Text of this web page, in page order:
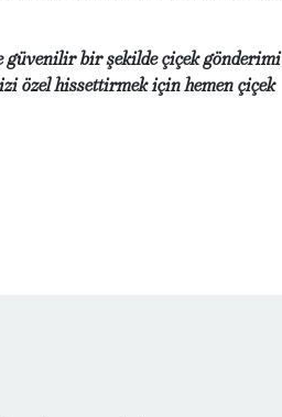
güvenilir bir şekilde çiçek gönderimi
özel hissettirmek için hemen çiçek